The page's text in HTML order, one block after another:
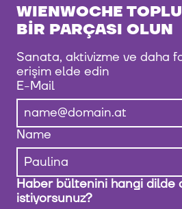
WIENWOCHE
BIR PARÇASI OLUN
Sanata, aktivizme ve daha
erişim elde edin
E-Mail
Name
Haber bültenini hangi dilde
istiyorsunuz?